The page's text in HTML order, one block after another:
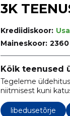
3K
Krediidiskoor:
Maineskoor: 2360
Kõik teenused
Tegeleme
niitmisest kuni
libedusetõrje